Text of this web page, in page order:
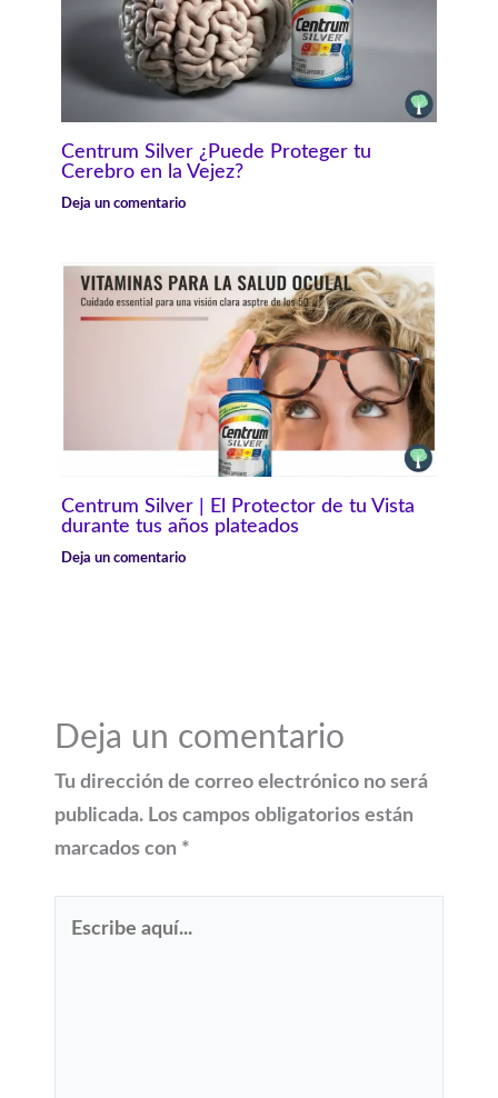
Centrum Silver ¿Puede Proteger tu
Cerebro en la Vejez?
Deja un comentario
Centrum Silver | El Protector de tu Vista
durante tus años plateados
Deja un comentario
Deja un comentario
Tu dirección de correo electrónico no será
publicada. Los campos obligatorios están
marcados con *